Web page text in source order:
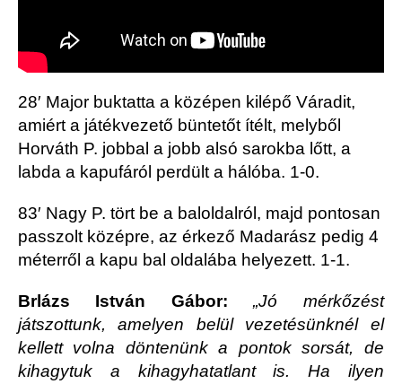
28′ Major buktatta a középen kilépő Váradit,
amiért a játékvezető büntetőt ítélt, melyből
Horváth P. jobbal a jobb alsó sarokba lőtt, a
labda a kapufáról perdült a hálóba. 1-0.
83′ Nagy P. tört be a baloldalról, majd pontosan
passzolt középre, az érkező Madarász pedig 4
méterről a kapu bal oldalába helyezett. 1-1.
Brlázs István Gábor:
„Jó mérkőzést
játszottunk, amelyen belül vezetésünknél el
kellett volna döntenünk a pontok sorsát, de
kihagytuk a kihagyhatatlant is. Ha ilyen